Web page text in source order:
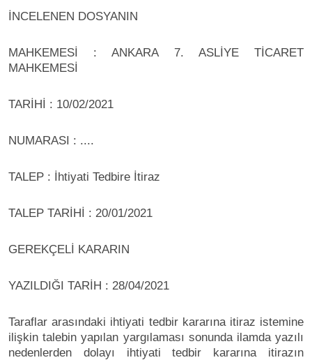
İNCELENEN DOSYANIN
MAHKEMESİ : ANKARA 7. ASLİYE TİCARET
MAHKEMESİ
TARİHİ : 10/02/2021
NUMARASI : ....
TALEP : İhtiyati Tedbire İtiraz
TALEP TARİHİ : 20/01/2021
GEREKÇELİ KARARIN
YAZILDIĞI TARİH : 28/04/2021
Taraflar arasındaki ihtiyati tedbir kararına itiraz istemine
ilişkin talebin yapılan yargılaması sonunda ilamda yazılı
nedenlerden dolayı ihtiyati tedbir kararına itirazın